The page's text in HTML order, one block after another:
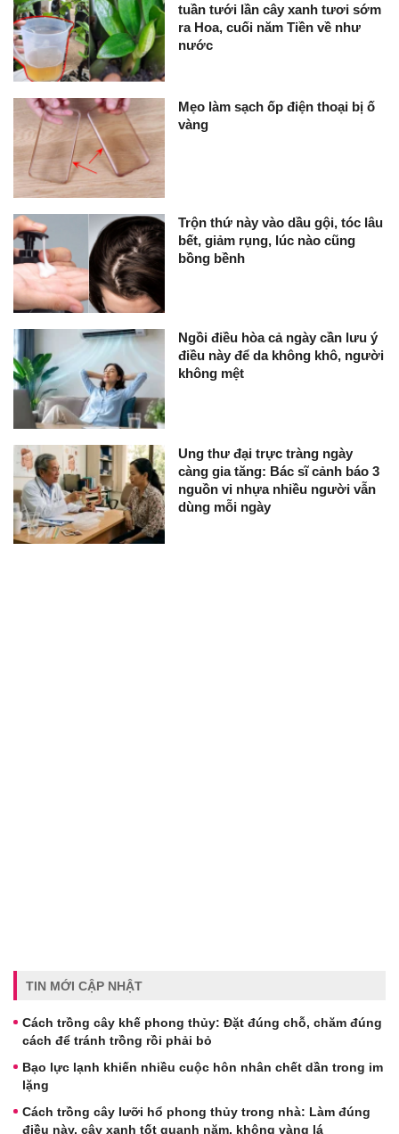
tuần tưới lần cây xanh tươi sớm
ra Hoa, cuối năm Tiền về như
nước
Mẹo làm sạch ốp điện thoại bị ố
vàng
Trộn thứ này vào dầu gội, tóc lâu
bết, giảm rụng, lúc nào cũng
bồng bềnh
Ngồi điều hòa cả ngày cần lưu ý
điều này để da không khô, người
không mệt
Ung thư đại trực tràng ngày
càng gia tăng: Bác sĩ cảnh báo 3
nguồn vi nhựa nhiều người vẫn
dùng mỗi ngày
TIN MỚI CẬP NHẬT
Cách trồng cây khế phong thủy: Đặt đúng chỗ, chăm đúng
cách để tránh trồng rồi phải bỏ
Bạo lực lạnh khiến nhiều cuộc hôn nhân chết dần trong im
lặng
Cách trồng cây lưỡi hổ phong thủy trong nhà: Làm đúng
điều này, cây xanh tốt quanh năm, không vàng lá